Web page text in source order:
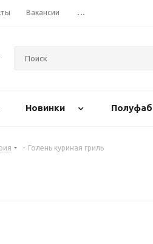
Вакансии ...
Новинки
- Голень куриная гриль